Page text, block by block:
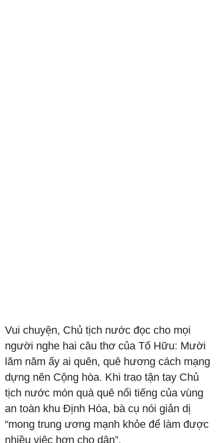
Vui chuyện, Chủ tịch nước đọc cho mọi
người nghe hai câu thơ của Tố Hữu: Mười
lăm năm ấy ai quên, quê hương cách mạng
dựng nên Cộng hòa. Khi trao tận tay Chủ
tịch nước món quà quê nổi tiếng của vùng
an toàn khu Định Hóa, bà cụ nói giản dị
“mong trung ương mạnh khỏe để làm được
nhiều việc hơn cho dân”.